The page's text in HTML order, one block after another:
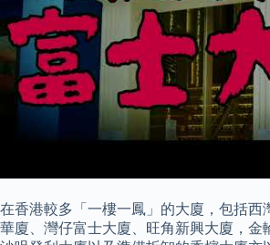
在香港較多「一樓一鳳」的大廈，包括西
華廈、灣仔富士大廈、旺角新興大廈，金